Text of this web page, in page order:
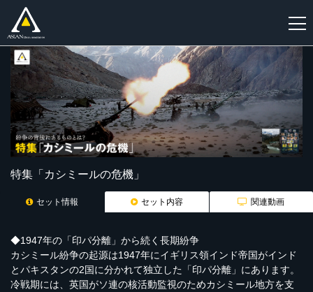
特集「カシミールの危機」
セット情報 セット内容 関連動画
◆1947年の「印パ分離」から続く長期紛争
カシミール紛争の起源は1947年にイギリス領インド帝国がインド
とパキスタンの2国に分かれて独立した「印パ分離」にあります。
冷戦期には、英国がソ連の核活動監視のためカシミール地方を支